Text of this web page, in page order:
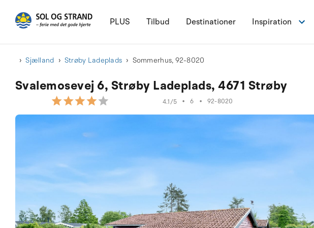
PLUS Tilbud Destinationer Inspiration
Sjælland Strøby Ladeplads Sommerhus, 92-8020
Svalemosevej 6, Strøby Ladeplads, 4671 Strøby
4.1/5 • 6 • 92-8020